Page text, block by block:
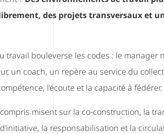
des projets transversaux et
travail bouleverse les codes : le manager
un coach, un repère au service du
l’écoute et la capacité à fédérer.
misent sur la co-construction, la
la responsabilisation et la